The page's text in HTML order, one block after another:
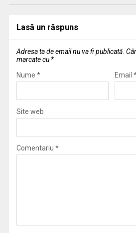
Lasă un răspuns
Adresa ta de email nu va fi publicată.
marcate cu *
Nume * Email
Site web
Comentariu *